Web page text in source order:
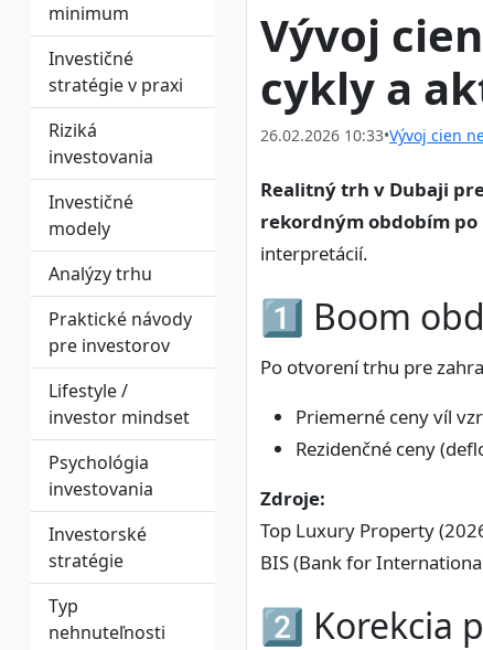
minimum
Investičné
stratégie v praxi
Riziká
investovania
Investičné
modely
Analýzy trhu
Praktické návody
pre investorov
Lifestyle /
investor mindset
Psychológia
investovania
Investorské
stratégie
Typ
nehnuteľnosti
Vývoj
cykly a
26.02.2026 10:33•Vývoj cien
Realitný trh v Dubaji
rekordným obdobím po
interpretácií.
1️⃣ Boom
Po otvorení trhu pre
Priemerné ceny víl
Rezidenčné ceny
Zdroje:
Top Luxury Property
BIS (Bank for
2️⃣ Korekcia